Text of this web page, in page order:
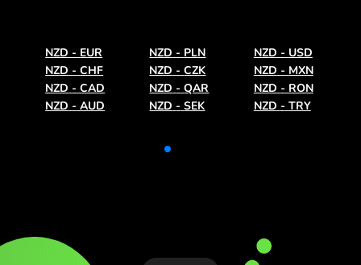
NZD - EUR NZD - PLN NZD - USD
NZD - CHF NZD - CZK NZD - MXN
NZD - CAD NZD - QAR NZD - RON
NZD - AUD NZD - SEK NZD - TRY